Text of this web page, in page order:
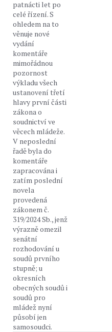
patnácti let po
celé řízení. S
ohledem na to
věnuje nové
vydání
komentáře
mimořádnou
pozornost
výkladu všech
ustanovení třetí
hlavy první části
zákona o
soudnictví ve
věcech mládeže.
V neposlední
řadě byla do
komentáře
zapracována i
zatím poslední
novela
provedená
zákonem č.
319/2024 Sb., jenž
výrazně omezil
senátní
rozhodování u
soudů prvního
stupně; u
okresních
obecných soudů i
soudů pro
mládež nyní
působí jen
samosoudci.